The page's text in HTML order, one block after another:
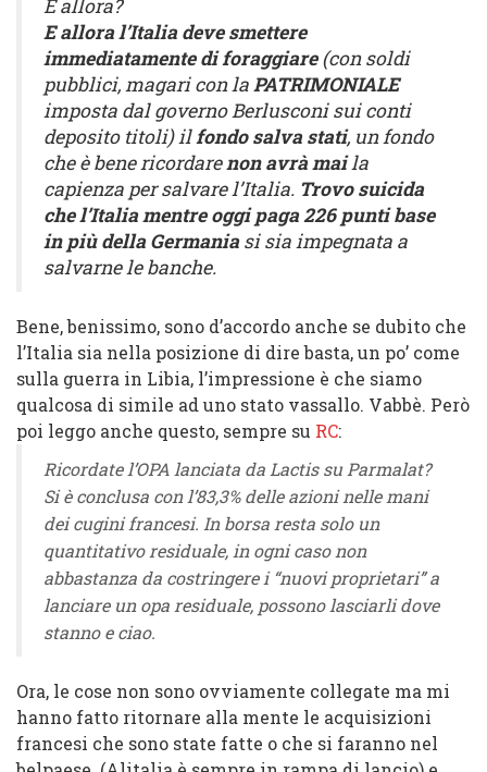
E allora?
E allora l’Italia deve smettere
immediatamente di foraggiare(con soldi
pubblici, magari con laPATRIMONIALE
imposta dal governo Berlusconi sui conti
deposito titoli) ilfondo salva stati, un fondo
che è bene ricordarenon avrà maila
capienza per salvare l’Italia. Trovo suicida
che l’Italia mentre oggi paga 226 punti base
in più della Germaniasi sia impegnata a
salvarne le banche.
Bene, benissimo, sono d’accordo anche se dubito che
l’Italia sia nella posizione di dire basta, un po’ come
sulla guerra in Libia, l’impressione è che siamo
qualcosa di simile ad uno stato vassallo. Vabbè. Però
poi leggo anche questo, sempre su RC:
Ricordate l’OPA lanciata da Lactis su Parmalat?
Si è conclusa con l’83,3% delle azioni nelle mani
dei cugini francesi. In borsa resta solo un
quantitativo residuale, in ogni caso non
abbastanza da costringere i “nuovi proprietari” a
lanciare un opa residuale, possono lasciarli dove
stanno e ciao.
Ora, le cose non sono ovviamente collegate ma mi
hanno fatto ritornare alla mente le acquisizioni
francesi che sono state fatte o che si faranno nel